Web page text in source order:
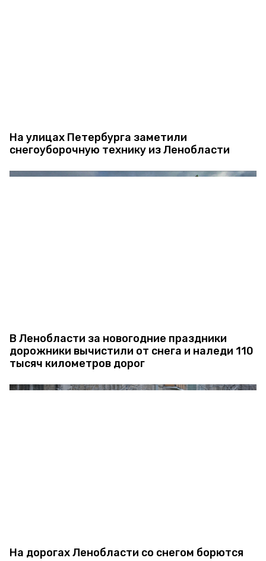
На улицах Петербурга заметили
снегоуборочную технику из Ленобласти
В Ленобласти за новогодние праздники
дорожники вычистили от снега и наледи 110
тысяч километров дорог
На дорогах Ленобласти со снегом борются